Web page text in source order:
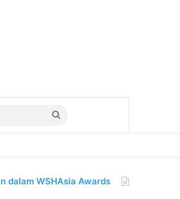
for
dalam WSHAsia Awards